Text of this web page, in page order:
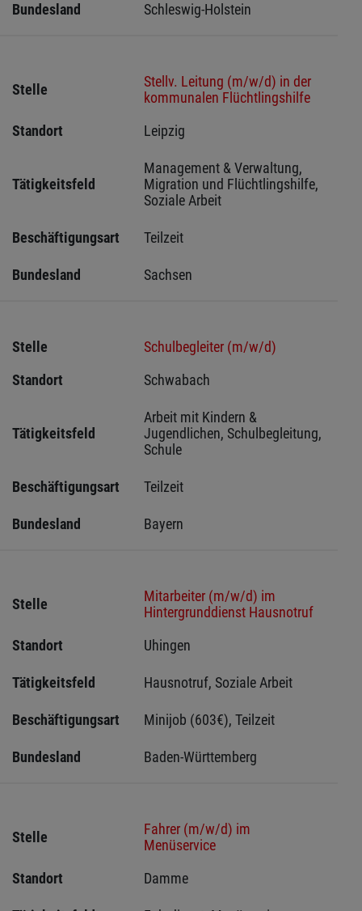
Bundesland Schleswig-Holstein
Stelle
Stellv. Leitung (m/w/d) in der
kommunalen Flüchtlingshilfe
Standort
Leipzig
Tätigkeitsfeld
Management & Verwaltung,
Migration und Flüchtlingshilfe,
Soziale Arbeit
Beschäftigungsart Teilzeit
Bundesland Sachsen
Stelle
Schulbegleiter (m/w/d)
Standort
Schwabach
Tätigkeitsfeld
Arbeit mit Kindern &
Jugendlichen, Schulbegleitung,
Schule
Beschäftigungsart Teilzeit
Bundesland Bayern
Stelle
Mitarbeiter (m/w/d) im
Hintergrunddienst Hausnotruf
Standort
Uhingen
Tätigkeitsfeld Hausnotruf, Soziale Arbeit
Beschäftigungsart Minijob (603€), Teilzeit
Bundesland Baden-Württemberg
Stelle
Fahrer (m/w/d) im
Menüservice
Standort
Damme